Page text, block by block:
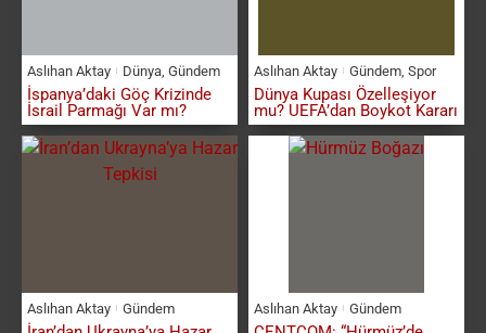
Aslıhan Aktay Dünya Gündem
İspanya’daki Göç Krizinde
İsrail Parmağı Var mı?
Aslıhan Aktay Gündem Spor
Dünya Kupası Özelleşiyor
mu? UEFA’dan Boykot Kararı
Aslıhan Aktay Gündem Aslıhan Aktay Gündem